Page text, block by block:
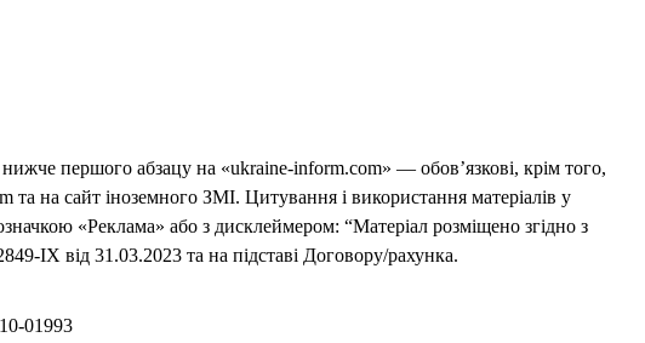
першого абзацу на «ukraine-inform.com» — обов’язкові, крім того,
на сайт іноземного ЗМІ. Цитування і використання матеріалів у
«Реклама» або з дисклеймером: “Матеріал розміщено згідно з
IX від 31.03.2023 та на підставі Договору/рахунка.
01993